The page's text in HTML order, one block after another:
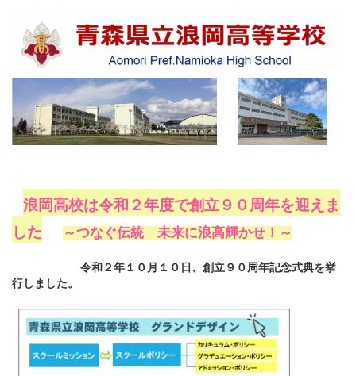
浪岡高校は令和２年度で創立９０周年を迎えま
した
～つなぐ伝統 未来に浪高輝かせ！～
令和２年１０月１０日、創立９０周年記念式典を挙
行しました。